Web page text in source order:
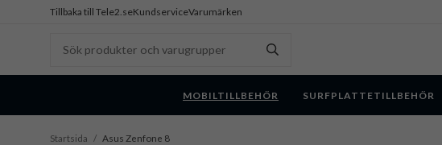
Tillbaka till Tele2.seKundserviceVarumärken
MOBILTILLBEHÖR SURFPLATTETILLBEHÖR
Startsida / Asus Zenfone 8